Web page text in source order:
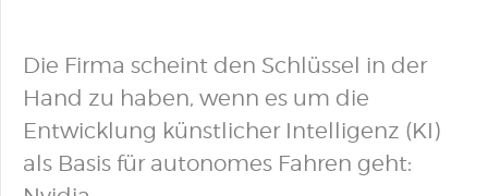
Die Firma scheint den Schlüssel in der
Hand zu haben, wenn es um die
Entwicklung künstlicher Intelligenz (KI)
als Basis für autonomes Fahren geht: